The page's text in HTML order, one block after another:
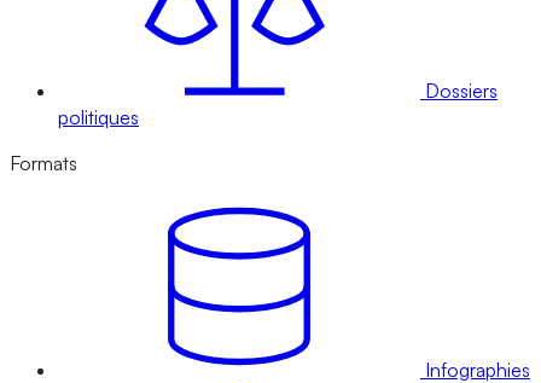
Dossiers
politiques
Formats
Infographies